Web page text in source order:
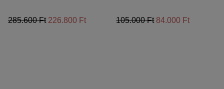
285.600 Ft 226.800 Ft 105.000 Ft 84.000 Ft